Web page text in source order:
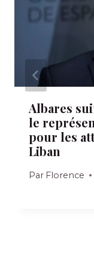
Albares
le
pour les
Liban
Par Florence